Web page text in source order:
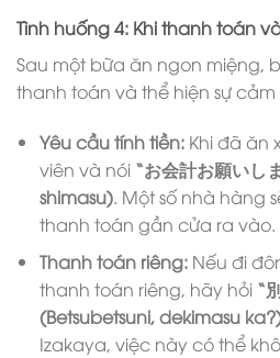
Tình huống 4: Khi thanh toán
Sau một bữa ăn ngon miệng,
thanh toán và thể hiện sự cảm
Yêu cầu tính tiền:Khi đã ăn
viên và nói “お会計お願いし
shimasu). Một số nhà hàng
thanh toán gần cửa ra vào.
Thanh toán riêng:Nếu đi
thanh toán riêng, hãy hỏi “
(Betsubetsuni, dekimasu
Izakaya, việc này có thể